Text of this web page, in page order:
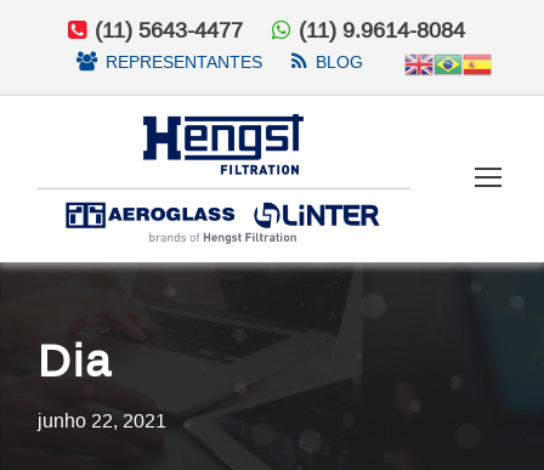
(11) 5643-4477 (11) 9.9614-8084
REPRESENTANTES BLOG
Dia
junho 22, 2021